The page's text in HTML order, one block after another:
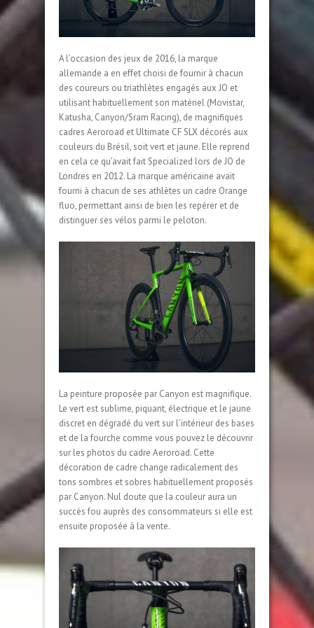
A l’occasion des jeux de 2016, la marque
allemande a en effet choisi de fournir à chacun
des coureurs ou triathlètes engagés aux JO et
utilisant habituellement son matériel (Movistar,
Katusha, Canyon/Sram Racing), de magnifiques
cadres Aeroroad et Ultimate CF SLX décorés aux
couleurs du Brésil, soit vert et jaune. Elle reprend
en cela ce qu’avait fait Specialized lors de JO de
Londres en 2012. La marque américaine avait
fourni à chacun de ses athlètes un cadre Orange
fluo, permettant ainsi de bien les repérer et de
distinguer ses vélos parmi le peloton.
La peinture proposée par Canyon est magnifique.
Le vert est sublime, piquant, électrique et le jaune
discret en dégradé du vert sur l’intérieur des bases
et de la fourche comme vous pouvez le découvrir
sur les photos du cadre Aeroroad. Cette
décoration de cadre change radicalement des
tons sombres et sobres habituellement proposés
par Canyon. Nul doute que la couleur aura un
succès fou auprès des consommateurs si elle est
ensuite proposée à la vente.